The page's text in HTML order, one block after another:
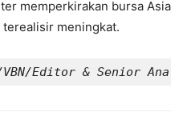
memperkirakan bursa Asia
terealisir meningkat.
VBN/Editor & Senior